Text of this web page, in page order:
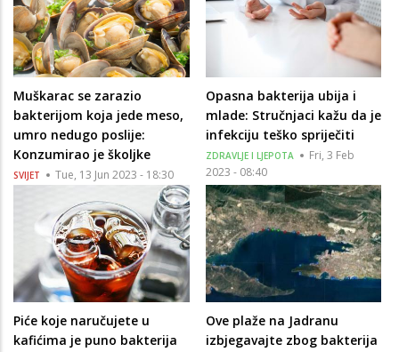
Muškarac se zarazio
bakterijom koja jede meso,
umro nedugo poslije:
Konzumirao je školjke
SVIJET Tue, 13 Jun 2023 - 18:30
Opasna bakterija ubija i
mlade: Stručnjaci kažu da je
infekciju teško spriječiti
ZDRAVLJE I LJEPOTA
Fri, 3 Feb
2023 - 08:40
Piće koje naručujete u
kafićima je puno bakterija
Ove plaže na Jadranu
izbjegavajte zbog bakterija